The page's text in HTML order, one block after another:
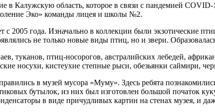
в Калужскую область, которое в связи с пандемией
Эко» команды лицея и школы №2.
с 2005 года. Изначально в коллекции были экзотические
не только новые виды птиц, но и звери.
туканов, птиц-носорогов, австралийских лебедей,
носухи, кистеухие степные рыси, обезьянки саймири,
в музей мусора «Муму». Здесь ребята
бутылок, из них был изготовлен большой початок
в виде причудливых картин на стенах музея, и